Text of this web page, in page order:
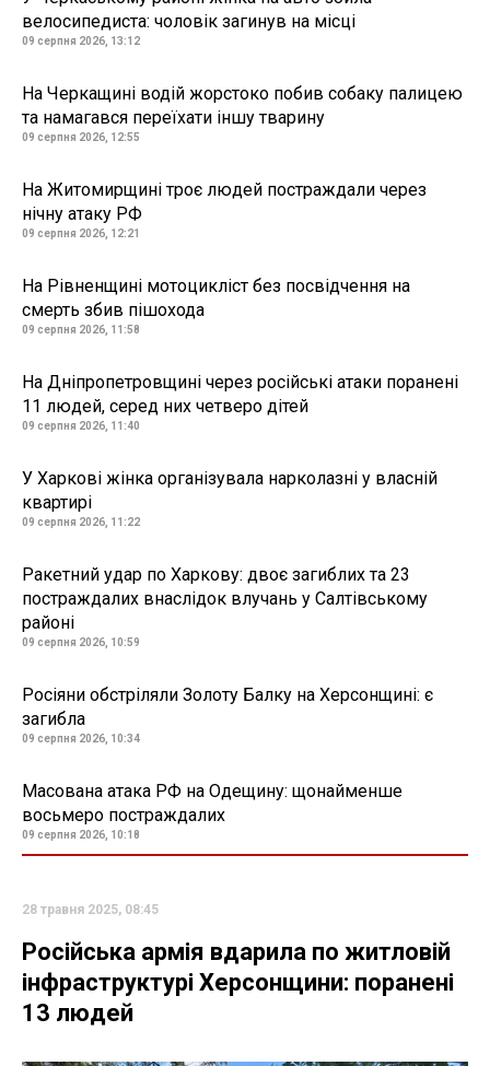
велосипедиста: чоловік загинув на місці
09 серпня 2026, 13:12
На Черкащині водій жорстоко побив собаку палицею
та намагався переїхати іншу тварину
09 серпня 2026, 12:55
На Житомирщині троє людей постраждали через
нічну атаку РФ
09 серпня 2026, 12:21
На Рівненщині мотоцикліст без посвідчення на
смерть збив пішохода
09 серпня 2026, 11:58
На Дніпропетровщині через російські атаки поранені
11 людей, серед них четверо дітей
09 серпня 2026, 11:40
У Харкові жінка організувала нарколазні у власній
квартирі
09 серпня 2026, 11:22
Ракетний удар по Харкову: двоє загиблих та 23
постраждалих внаслідок влучань у Салтівському
районі
09 серпня 2026, 10:59
Росіяни обстріляли Золоту Балку на Херсонщині: є
загибла
09 серпня 2026, 10:34
Масована атака РФ на Одещину: щонайменше
восьмеро постраждалих
09 серпня 2026, 10:18
28 травня 2025, 08:45
Російська армія вдарила по житловій
інфраструктурі Херсонщини: поранені
13 людей